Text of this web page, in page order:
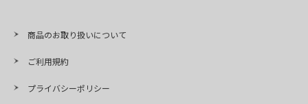
商品のお取り扱いについて
ご利用規約
プライバシーポリシー